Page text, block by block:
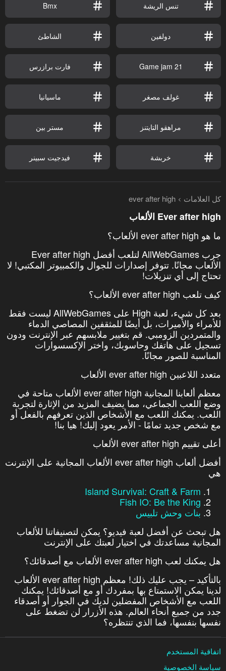
تنس الريشة Bmx
دولفين الشاطئ
Game jam 21 فارت برازرس
غولف مصغر ماسيانيا
مراهقو التايتنز مستر بين
خربشة فيدجيت سبينر
كل العلامات ever after high
Ever after high الألعاب
ما هو ever after high الألعاب؟
جرب AllWebGames لتلعب أفضل Ever after high
الألعاب مجانًا. تتوفر إصدارات للجوال والكمبيوتر المكتبي! لا
تحتاج إلى أي تنزيلات!
كيف تلعب ever after high الألعاب؟
بعد كل شيء، لعبة High على AllWebGames ليست فقط
للأمراء والأميرات، بل أيضًا للمثقفين المصاصي الدماء
والمتمردين الزومبي. قم بتغيير ملابسهم عبر الإنترنت ودون
تسجيل على هاتفك وحاسوبك، واختر الإكسسوارات
المناسبة للصور مجانًا.
متعدد اللاعبين ever after high الألعاب
معظم ألعابنا المجانية ever after high الألعاب متاحة في
وضع اللعب الجماعي، مما يضيف المزيد من الإثارة لتجربة
اللعب. يمكنك اللعب مع الأشخاص الذين تعرفهم بالفعل أو
مع شخص جديد تمامًا - الأمر يعود إليك! هيا بنا!
أعلى تقييم ever after high الألعاب
أفضل ألعاب ever after high الألعاب المجانية على الإنترنت
هي
Island Survival: Craft & Farm
Fish IO: Be the King
بنات وحش تلبيس
هل تبحث عن أفضل لعبة فيديو؟ يمكن لتصنيفاتنا للألعاب
المجانية مساعدتك في اختيار لعبتك على الإنترنت
هل يمكنك لعب ever after high الألعاب مع أصدقائك؟
بالتأكيد – يجب عليك ذلك! معظم ever after high الألعاب
لدينا يمكن الاستمتاع بها بمفردك أو مع أصدقائك! يمكنك
اللعب مع الأشخاص المفضلين لديك في الجوار أو أصدقاء
جدد من جميع أنحاء العالم. هذه الأزرار لن تضغط على
نفسها بنفسها، فما الذي تنتظره؟
اتفاقية المستخدم
سياسة الخصوصية